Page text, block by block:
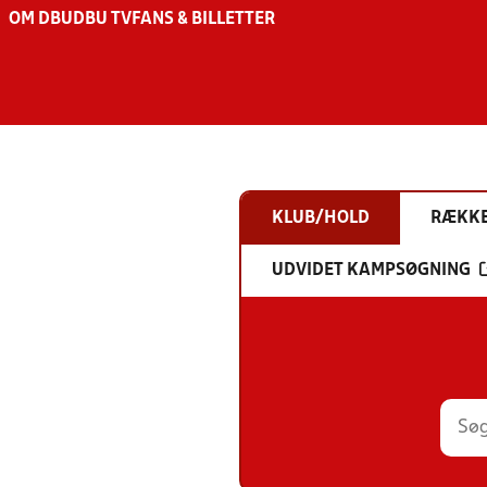
OM DBU DBU TV FANS & BILLETTER
KLUB/HOLD
UDVIDET KAMPSØGNING